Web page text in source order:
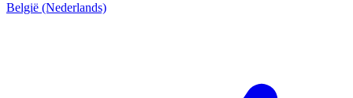
België (Nederlands)